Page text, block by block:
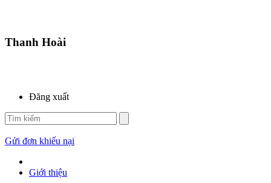
Thanh Hoài
Đăng xuất
Gửi đơn khiếu nại
Giới thiệu